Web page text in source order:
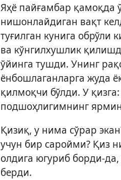
Яҳё пайғамбар қамоқда
нишонлайдиган вақт
туғилган кунига
ва кўнгилхушлик
ўйинга тушди. Унинг
ёнбошлаганларга жуда
қилмоқчи бўлди. У
подшоҳлигимнинг
Қизиқ, у нима сўрар
учун бир саройми? Қиз
олдига югуриб борди-
берди.